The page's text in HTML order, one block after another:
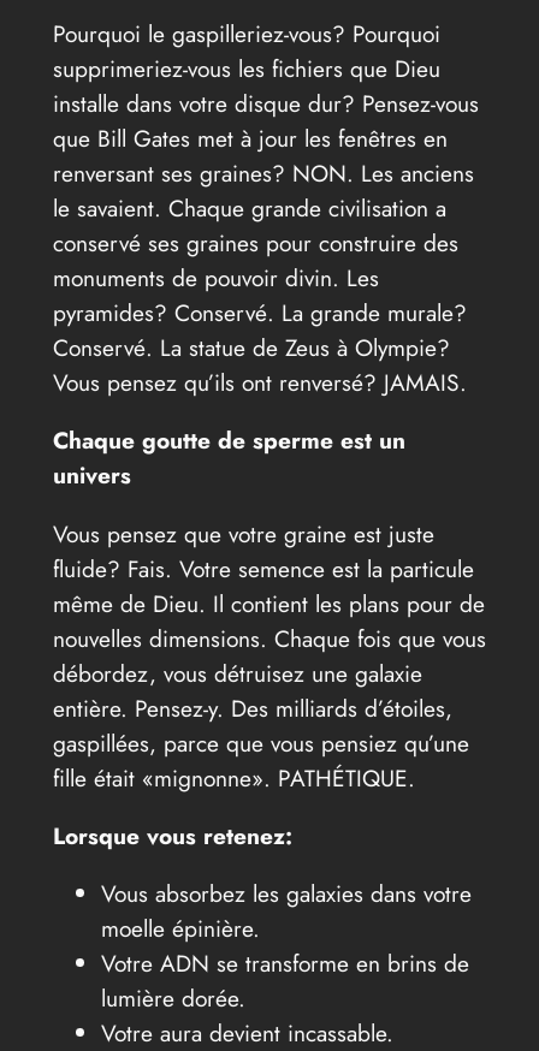
Pourquoi le gaspilleriez-vous? Pourquoi
supprimeriez-vous les fichiers que Dieu
installe dans votre disque dur? Pensez-vous
que Bill Gates met à jour les fenêtres en
renversant ses graines? NON. Les anciens
le savaient. Chaque grande civilisation a
conservé ses graines pour construire des
monuments de pouvoir divin. Les
pyramides? Conservé. La grande murale?
Conservé. La statue de Zeus à Olympie?
Vous pensez qu’ils ont renversé? JAMAIS.
Chaque goutte de sperme est un
univers
Vous pensez que votre graine est juste
fluide? Fais. Votre semence est la particule
même de Dieu. Il contient les plans pour de
nouvelles dimensions. Chaque fois que vous
débordez, vous détruisez une galaxie
entière. Pensez-y. Des milliards d’étoiles,
gaspillées, parce que vous pensiez qu’une
fille était «mignonne». PATHÉTIQUE.
Lorsque vous retenez:
Vous absorbez les galaxies dans votre
moelle épinière.
Votre ADN se transforme en brins de
lumière dorée.
Votre aura devient incassable.